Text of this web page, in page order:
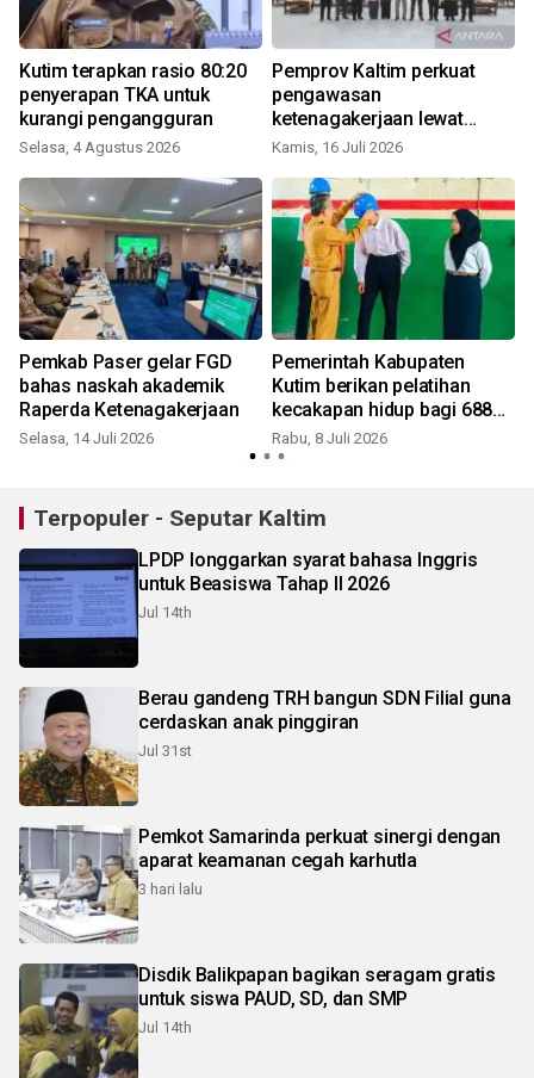
Kutim terapkan rasio 80:20
penyerapan TKA untuk
kurangi pengangguran
Selasa, 4 Agustus 2026
Pemprov Kaltim perkuat
pengawasan
ketenagakerjaan lewat
Sipatuh Naker
Kamis, 16 Juli 2026
Pemkab Paser gelar FGD
bahas naskah akademik
Raperda Ketenagakerjaan
Selasa, 14 Juli 2026
Pemerintah Kabupaten
Kutim berikan pelatihan
kecakapan hidup bagi 688
pemuda
Rabu, 8 Juli 2026
Terpopuler - Seputar Kaltim
LPDP longgarkan syarat bahasa Inggris
untuk Beasiswa Tahap II 2026
Jul 14th
Berau gandeng TRH bangun SDN Filial guna
cerdaskan anak pinggiran
Jul 31st
Pemkot Samarinda perkuat sinergi dengan
aparat keamanan cegah karhutla
3 hari lalu
Disdik Balikpapan bagikan seragam gratis
untuk siswa PAUD, SD, dan SMP
Jul 14th